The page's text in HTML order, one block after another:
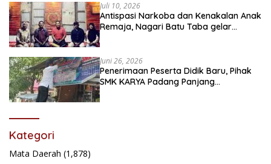
Juli 10, 2026
Antispasi Narkoba dan Kenakalan Anak
Remaja, Nagari Batu Taba gelar
Juni 26, 2026
Penerimaan Peserta Didik Baru, Pihak
SMK KARYA Padang Panjang
Kategori
Mata Daerah (1,878)